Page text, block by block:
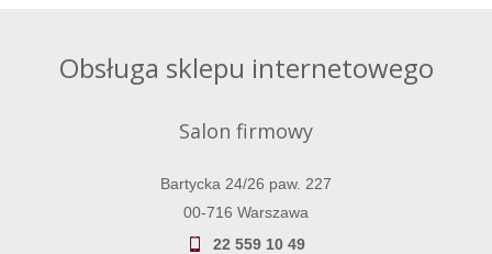
Obsługa sklepu internetowego
Salon firmowy
Bartycka 24/26 paw. 227
00-716 Warszawa
22 559 10 49